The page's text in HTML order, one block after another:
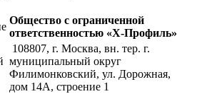
Общество с ограниченной
ответственностью «Х-Профиль»
108807, г. Москва, вн. тер. г.
муниципальный округ
Филимонковский, ул. Дорожная,
дом 14А, строение 1